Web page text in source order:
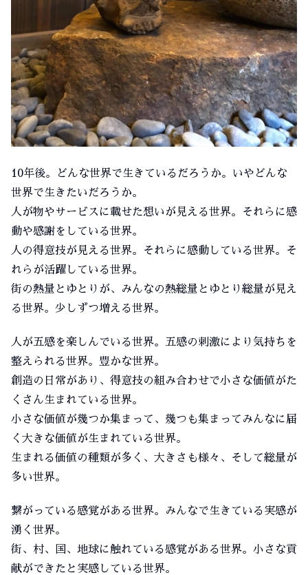
10年後。どんな世界で生きているだろうか。いやどんな
世界で生きたいだろうか。
人が物やサービスに載せた想いが見える世界。それらに感
動や感謝をしている世界。
人の得意技が見える世界。それらに感動している世界。そ
れらが活躍している世界。
街の熱量とゆとりが、みんなの熱総量とゆとり総量が見え
る世界。少しずつ増える世界。
人が五感を楽しんでいる世界。五感の刺激により気持ちを
整えられる世界。豊かな世界。
創造の日常があり、得意技の組み合わせで小さな価値がた
くさん生まれている世界。
小さな価値が幾つか集まって、幾つも集まってみんなに届
く大きな価値が生まれている世界。
生まれる価値の種類が多く、大きさも様々、そして総量が
多い世界。
繋がっている感覚がある世界。みんなで生きている実感が
湧く世界。
街、村、国、地球に触れている感覚がある世界。小さな貢
献ができたと実感している世界。